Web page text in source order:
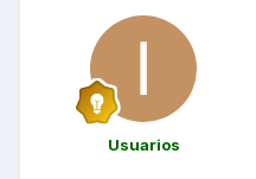
Usuarios